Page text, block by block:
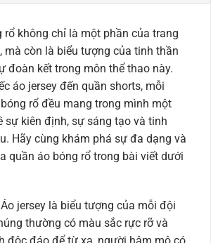
rổ không chỉ là một phần của trang
mà còn là biểu tượng của tinh thần
đoàn kết trong môn thể thao này.
áo jersey đến quần shorts, mỗi
rổ đều mang trong mình một
sự kiên định, sự sáng tạo và tinh
Hãy cùng khám phá sự đa dạng và
quần áo bóng rổ trong bài viết dưới
jersey là biểu tượng của mỗi đội
thường có màu sắc rực rỡ và